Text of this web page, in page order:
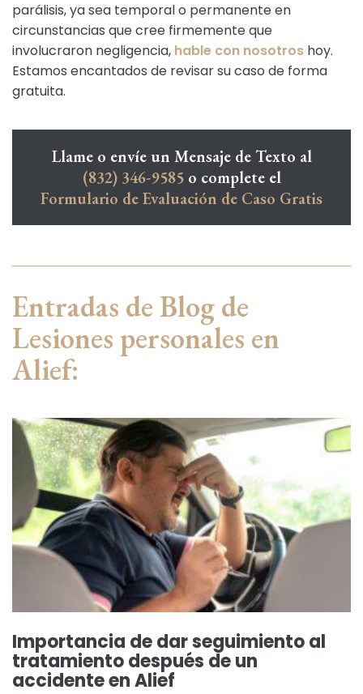
parálisis, ya sea temporal o permanente en
circunstancias que cree firmemente que
involucraron negligencia, hable con nosotros hoy.
Estamos encantados de revisar su caso de forma
gratuita.
Llame o envíe un Mensaje de Texto al
(832) 346-9585o complete el
Formulario de Evaluación de Caso Gratis
Entradas de Blog de
Lesiones personales en
Alief:
Importancia de dar seguimiento al
tratamiento después de un
accidente en Alief